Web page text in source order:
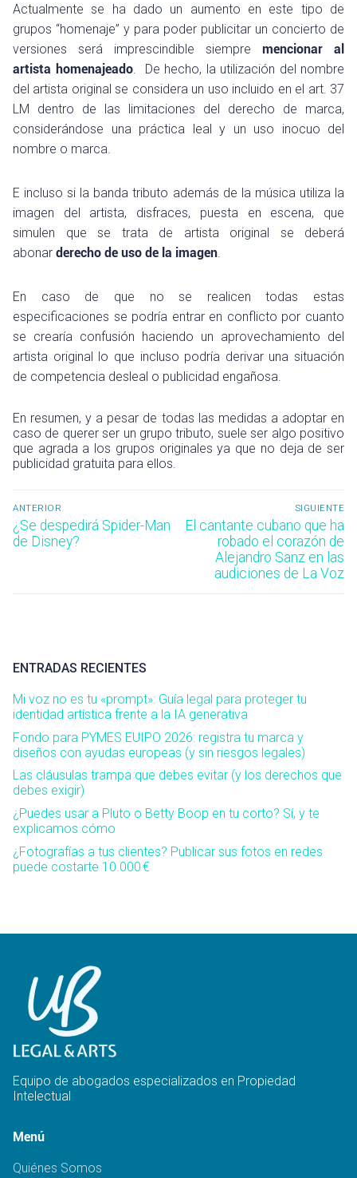
Actualmente se ha dado un aumento en este tipo de
grupos “homenaje” y para poder publicitar un concierto de
versiones será imprescindible siempre mencionar al
artista homenajeado. De hecho, la utilización del nombre
del artista original se considera un uso incluido en el art. 37
LM dentro de las limitaciones del derecho de marca,
considerándose una práctica leal y un uso inocuo del
nombre o marca.
E incluso si la banda tributo además de la música utiliza la
imagen del artista, disfraces, puesta en escena, que
simulen que se trata de artista original se deberá
abonar derecho de uso de la imagen.
En caso de que no se realicen todas estas
especificaciones se podría entrar en conflicto por cuanto
se crearía confusión haciendo un aprovechamiento del
artista original lo que incluso podría derivar una situación
de competencia desleal o publicidad engañosa.
En resumen, y a pesar de todas las medidas a adoptar en
caso de querer ser un grupo tributo, suele ser algo positivo
que agrada a los grupos originales ya que no deja de ser
publicidad gratuita para ellos.
Navegación
de
entradas
ANTERIOR
Entrada
anterior:
¿Se despedirá Spider-Man
de Disney?
SIGUIENTE
Entrada
siguiente:
El cantante cubano que ha
robado el corazón de
Alejandro Sanz en las
audiciones de La Voz
ENTRADAS RECIENTES
Mi voz no es tu «prompt»: Guía legal para proteger tu
identidad artística frente a la IA generativa
Fondo para PYMES EUIPO 2026: registra tu marca y
diseños con ayudas europeas (y sin riesgos legales)
Las cláusulas trampa que debes evitar (y los derechos que
debes exigir)
¿Puedes usar a Pluto o Betty Boop en tu corto? Sí, y te
explicamos cómo
¿Fotografías a tus clientes? Publicar sus fotos en redes
puede costarte 10.000 €
Equipo de abogados especializados en Propiedad
Intelectual
Menú
Quiénes Somos